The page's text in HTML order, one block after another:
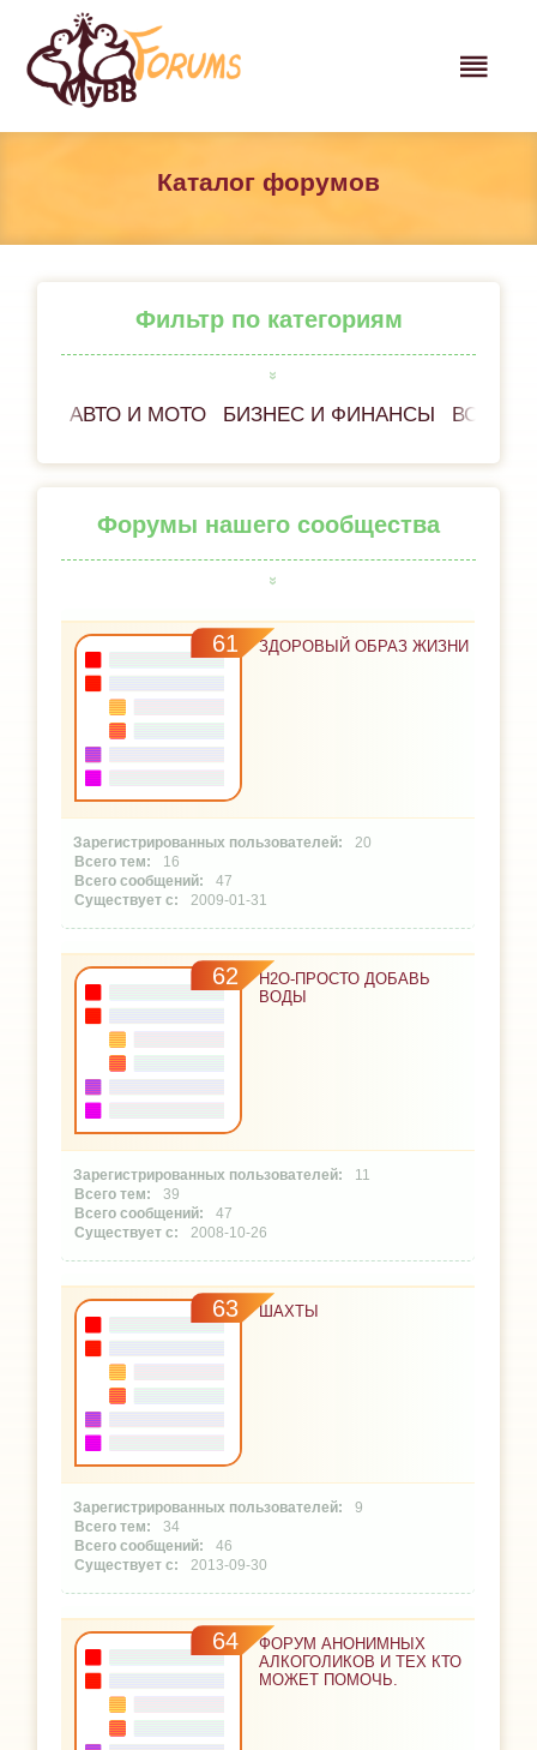
Каталог форумов
Фильтр по категориям
АВТО И МОТО БИЗНЕС И ФИНАНСЫ ВСЁ
Форумы нашего сообщества
61 ЗДОРОВЫЙ ОБРАЗ ЖИЗНИ
20
16
47
2009-01-31
62
H2O-ПРОСТО ДОБАВЬ
ВОДЫ
11
39
47
2008-10-26
63 ШАХТЫ
9
34
46
2013-09-30
64
ФОРУМ АНОНИМНЫХ
АЛКОГОЛИКОВ И ТЕХ КТО
МОЖЕТ ПОМОЧЬ.